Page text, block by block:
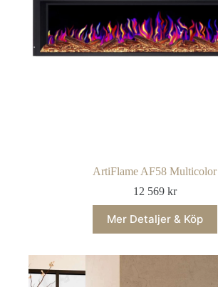
ArtiFlame AF58 Multicolor
12 569 kr
Mer Detaljer & Köp